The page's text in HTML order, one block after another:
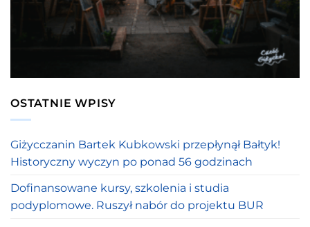
OSTATNIE WPISY
Giżycczanin Bartek Kubkowski przepłynął Bałtyk!
Historyczny wyczyn po ponad 56 godzinach
Dofinansowane kursy, szkolenia i studia
podyplomowe. Ruszył nabór do projektu BUR